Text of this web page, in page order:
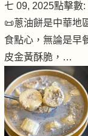
七 09, 2025點擊數:
📜蔥油餅是中華地
食點心，無論是早
皮金黃酥脆，…